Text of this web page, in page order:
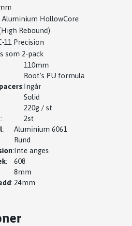
Aluminium HollowCore
Rebound)
11 Precision
som 2-pack
110mm
Root's PU formula
:Ingår
Solid
220g / st
:
2st
:
Aluminium 6061
Rund
:Inte anges
:
608
8mm
: 24mm